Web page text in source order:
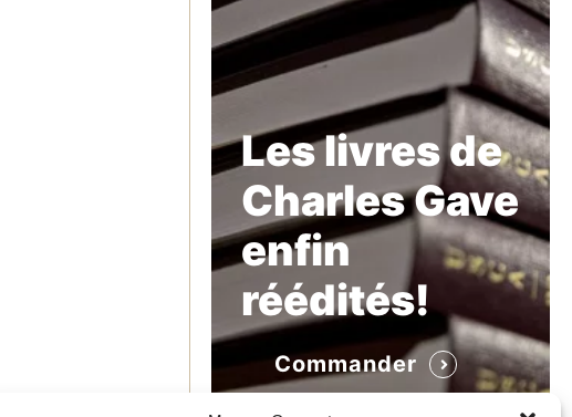
Les livres de
Charles Gave
enfin
réédités!
Commander